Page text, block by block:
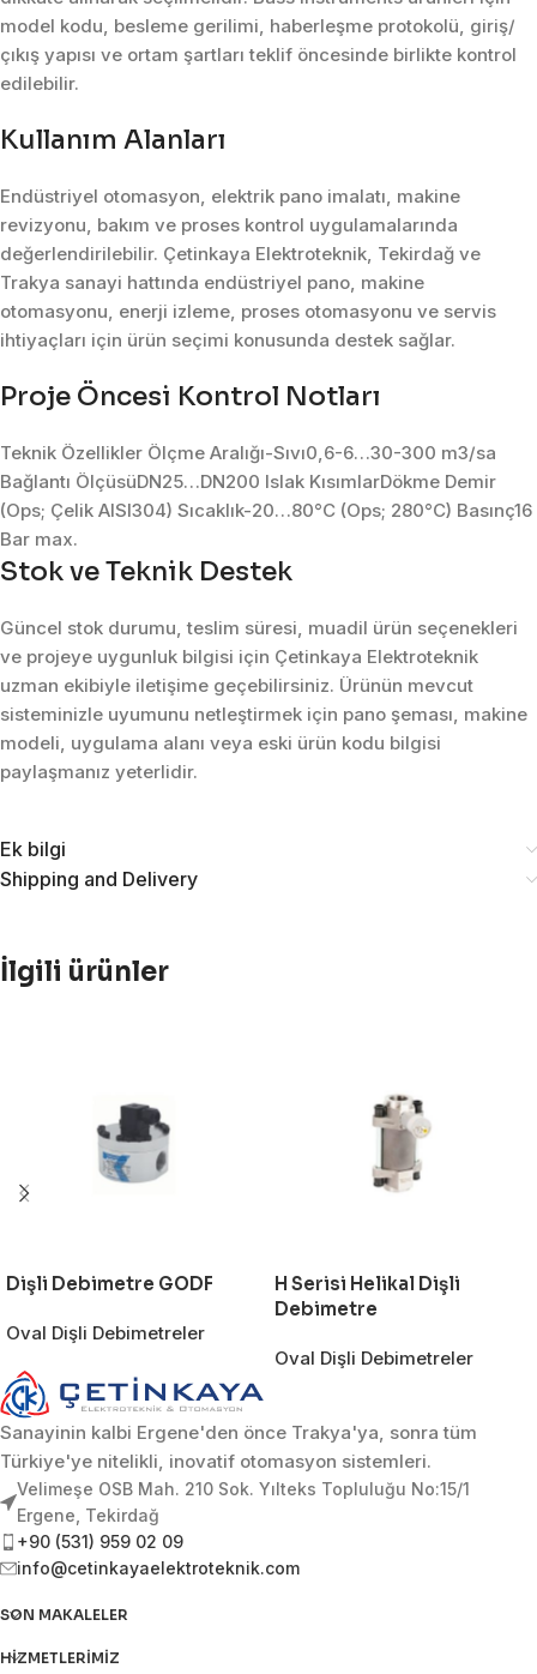
model kodu, besleme gerilimi, haberleşme protokolü, giriş/
çıkış yapısı ve ortam şartları teklif öncesinde birlikte kontrol
edilebilir.
Kullanım Alanları
Endüstriyel otomasyon, elektrik pano imalatı, makine
revizyonu, bakım ve proses kontrol uygulamalarında
değerlendirilebilir. Çetinkaya Elektroteknik, Tekirdağ ve
Trakya sanayi hattında endüstriyel pano, makine
otomasyonu, enerji izleme, proses otomasyonu ve servis
ihtiyaçları için ürün seçimi konusunda destek sağlar.
Proje Öncesi Kontrol Notları
Teknik Özellikler Ölçme Aralığı-Sıvı0,6-6…30-300 m3/sa
Bağlantı ÖlçüsüDN25…DN200 Islak KısımlarDökme Demir
(Ops; Çelik AISI304) Sıcaklık-20…80°C (Ops; 280°C) Basınç16
Bar max.
Stok ve Teknik Destek
Güncel stok durumu, teslim süresi, muadil ürün seçenekleri
ve projeye uygunluk bilgisi için Çetinkaya Elektroteknik
uzman ekibiyle iletişime geçebilirsiniz. Ürünün mevcut
sisteminizle uyumunu netleştirmek için pano şeması, makine
modeli, uygulama alanı veya eski ürün kodu bilgisi
paylaşmanız yeterlidir.
Ek bilgi
Shipping and Delivery
İlgili ürünler
Dişli Debimetre GODF
Oval Dişli Debimetreler
H Serisi Helikal Dişli
Debimetre
Oval Dişli Debimetreler
Sanayinin kalbi Ergene'den önce Trakya'ya, sonra tüm
Türkiye'ye nitelikli, inovatif otomasyon sistemleri.
Velimeşe OSB Mah. 210 Sok. Yılteks Topluluğu No:15/1
Ergene, Tekirdağ
+90 (531) 959 02 09
info@cetinkayaelektroteknik.com
SON MAKALELER
HIZMETLERIMIZ